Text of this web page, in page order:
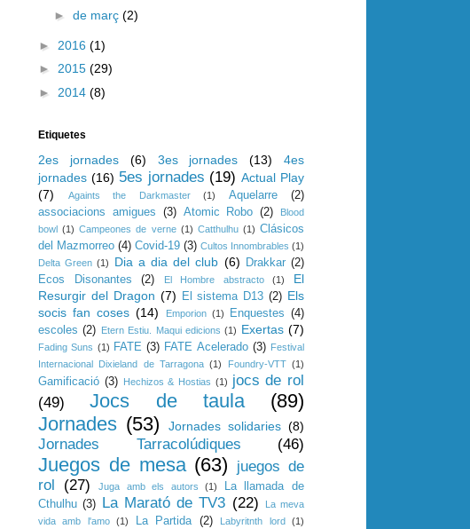
► de març (2)
► 2016 (1)
► 2015 (29)
► 2014 (8)
Etiquetes
2es jornades (6) 3es jornades (13)
4es
jornades (16) 5es jornades (19) Actual Play
(7)
Againts the Darkmaster (1) Aquelarre
(2)
associacions amigues
(3) Atomic Robo (2)
Blood
bowl (1) Campeones de verne (1) Catthulhu (1) Clásicos
del Mazmorreo (4) Covid-19 (3) Cultos Innombrables (1)
Delta Green (1) Dia a dia del club (6) Drakkar (2)
Ecos Disonantes
(2) El Hombre abstracto (1)
El
Resurgir del Dragon (7) El sistema D13 (2) Els
socis fan coses (14) Emporion (1) Enquestes (4)
escoles (2) Etern Estiu. Maqui edicions (1) Exertas (7)
Fading Suns (1) FATE (3) FATE Acelerado (3)
Festival
Internacional Dixieland de Tarragona (1) Foundry-VTT (1)
Gamificació (3) Hechizos & Hostias (1) jocs de rol
(49)
Jocs de taula
(89)
Jornades (53) Jornades solidaries (8)
Jornades Tarracolúdiques (46)
Juegos de mesa (63)
juegos de
rol
(27) Juga amb els autors (1)
La llamada de
Cthulhu (3) La Marató de TV3 (22)
La meva
vida amb l'amo
(1) La Partida (2) Labyritnth lord
(1)